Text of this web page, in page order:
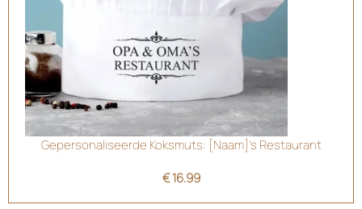
Gepersonaliseerde Koksmuts: [Naam]’s Restaurant
€16.99